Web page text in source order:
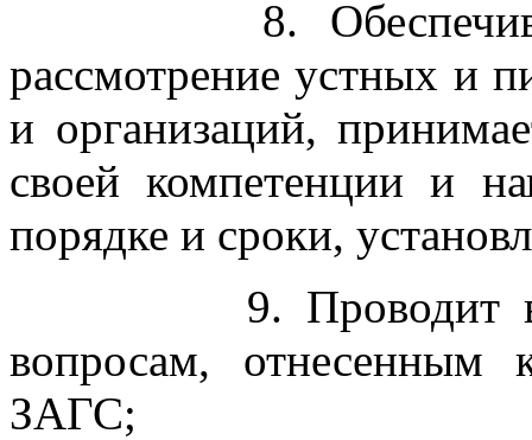
8. Обеспечивает
рассмотрение устных и
и организаций,
своей компетенции и
порядке и сроки,
9. Проводит в
вопросам, отнесенным
ЗАГС;